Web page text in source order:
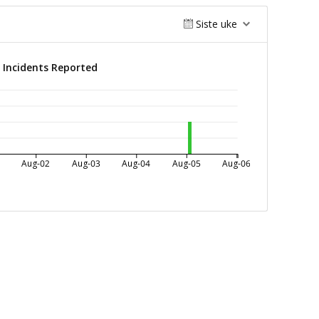
Siste uke
Incidents Reported
Aug-02 Aug-03 Aug-04 Aug-05 Aug-06